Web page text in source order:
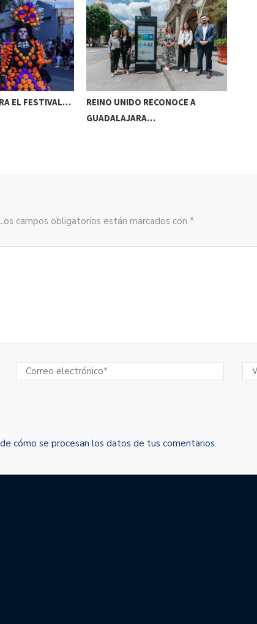
EL FESTIVAL…
REINO UNIDO RECONOCE A
GUADALAJARA…
campos obligatorios están marcados con *
cómo se procesan los datos de tus comentarios.